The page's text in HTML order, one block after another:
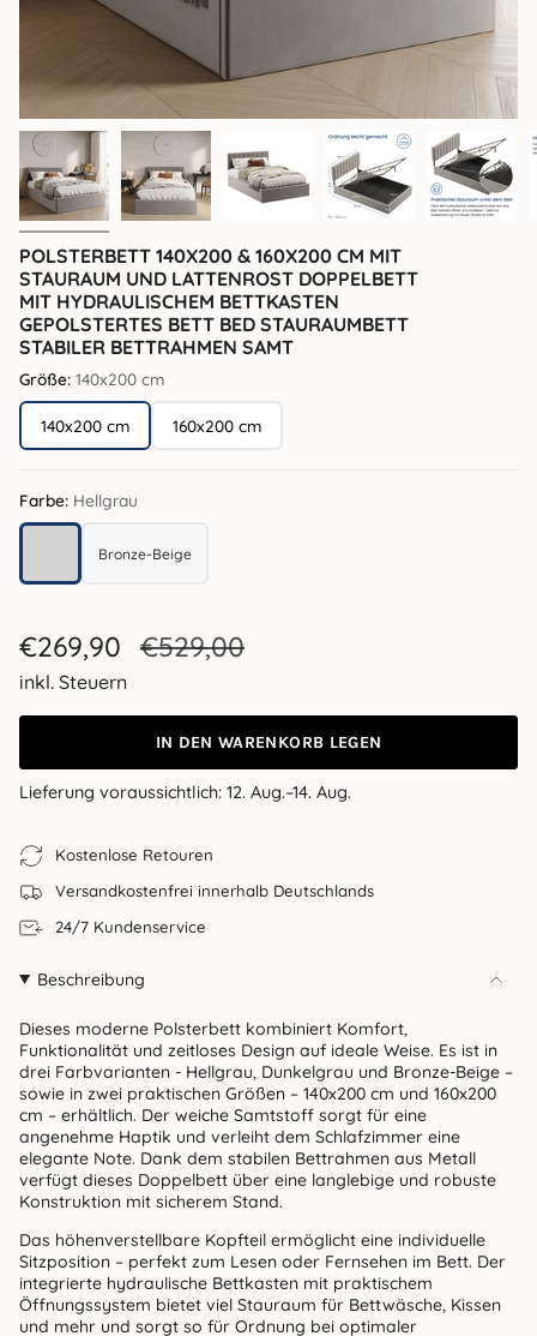
POLSTERBETT 140X200 & 160X200 CM MIT
STAURAUM UND LATTENROST DOPPELBETT
MIT HYDRAULISCHEM BETTKASTEN
GEPOLSTERTES BETT BED STAURAUMBETT
STABILER BETTRAHMEN SAMT
Größe: 140x200 cm
140x200 cm 160x200 cm
Farbe: Hellgrau
HellgrauBronze-Beige
Bronze-Beige
Verkaufspreis
€269,90 Regulärer
€529,00
inkl. Steuern
IN DEN WARENKORB LEGEN
Lieferung voraussichtlich: 12. Aug.–14. Aug.
Kostenlose Retouren
Versandkostenfrei innerhalb Deutschlands
24/7 Kundenservice
Beschreibung
Dieses moderne Polsterbett kombiniert Komfort,
Funktionalität und zeitloses Design auf ideale Weise. Es ist in
drei Farbvarianten - Hellgrau, Dunkelgrau und Bronze-Beige –
sowie in zwei praktischen Größen – 140x200 cm und 160x200
cm – erhältlich. Der weiche Samtstoff sorgt für eine
angenehme Haptik und verleiht dem Schlafzimmer eine
elegante Note. Dank dem stabilen Bettrahmen aus Metall
verfügt dieses Doppelbett über eine langlebige und robuste
Konstruktion mit sicherem Stand.
Das höhenverstellbare Kopfteil ermöglicht eine individuelle
Sitzposition – perfekt zum Lesen oder Fernsehen im Bett. Der
integrierte hydraulische Bettkasten mit praktischem
Öffnungssystem bietet viel Stauraum für Bettwäsche, Kissen
und mehr und sorgt so für Ordnung bei optimaler